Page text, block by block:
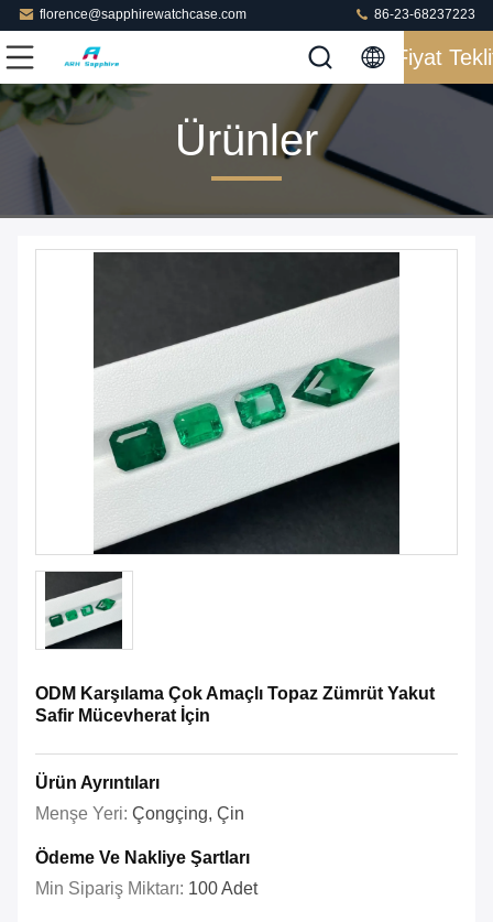
florence@sapphirewatchcase.com 86-23-68237223
Fiyat
Ürünler
ODM Karşılama Çok Amaçlı Topaz Zümrüt Yakut
Safir Mücevherat İçin
Ürün Ayrıntıları
Menşe Yeri: Çongçing, Çin
Ödeme Ve Nakliye Şartları
Min Sipariş Miktarı: 100 Adet